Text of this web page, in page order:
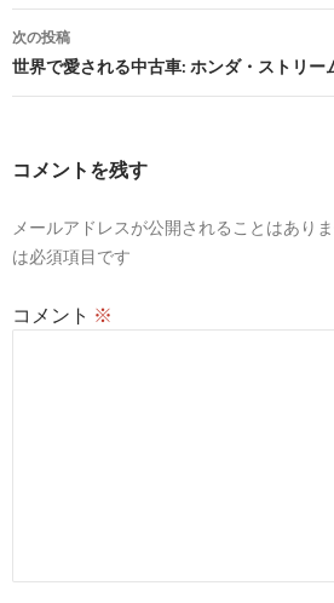
ナ
ビ
ゲ
ョ
次の投稿
世界で愛される中古車: ホンダ・ストリー
コメントを残す
メールアドレスが公開されることはありま
は必須項目です
コメント ※